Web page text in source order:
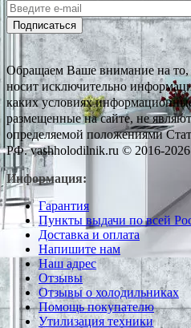
Подписаться
Обращаем Ваше внимание на то,
носит исключительно
каких условиях
размещенные на сайте, не
определяемой положениями
РФ. vashholodilnik.ru © 2016-2026
Информация:
Гарантия
Пункты выдачи по всей
Доставка и оплата
Напишите нам
Наш адрес
Отзывы
Отзывы о холодильниках
Помощь покупателю
Утилизация техники